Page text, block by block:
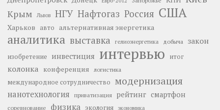
Крым Львов НГУ Нафтогаз Россия США
Харьков авто альтернативная энергетика
аналитика выставка гелиоэнергетика добыча закон
изобретение инвестиция интервью итог
колонка конференция логистика
международное сотрудничество модернизация
нанотехнология приватизация рейтинг смартфон
соревнование физика экология экономика